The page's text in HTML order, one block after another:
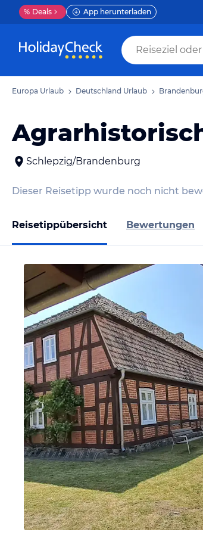
% Deals App herunterladen
Europa Urlaub Deutschland Urlaub
Schlepzig/Brandenburg
Dieser Reisetipp wurde noch nicht
Reisetippübersicht Bewertungen